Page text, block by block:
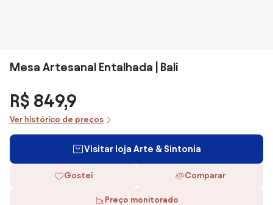
Mesa Artesanal Entalhada | Bali
R$ 849,9
Ver histórico de preços
Visitar loja Arte & Sintonia
Gostei Comparar
Preço monitorado